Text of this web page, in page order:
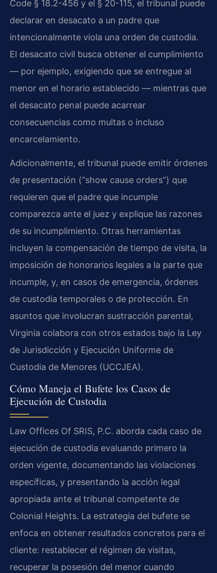
Code § 18.2-456 y el § 20-115, el tribunal puede
declarar en desacato a un padre que
intencionalmente viola una orden de custodia.
El desacato civil busca obtener el cumplimiento
— por ejemplo, exigiendo que se entregue al
menor en el horario establecido — mientras que
el desacato penal puede acarrear
consecuencias como multas o incluso
encarcelamiento.
Adicionalmente, el tribunal puede emitir órdenes
de presentación (“show cause orders”) que
requieren que el padre que incumple
comparezca ante el juez y explique las razones
de su incumplimiento. Otras herramientas
incluyen la compensación de tiempo de visita, la
imposición de honorarios legales a la parte que
incumple, y, en casos de emergencia, órdenes
de custodia temporales o de protección. En
asuntos que involucran sustracción parental,
Virginia colabora con otros estados bajo la Ley
de Jurisdicción y Ejecución Uniforme de
Custodia de Menores (UCCJEA).
Cómo Maneja el Bufete los Casos de
Ejecución de Custodia
Law Offices Of SRIS, P.C. aborda cada caso de
ejecución de custodia evaluando primero la
orden vigente, documentando las violaciones
específicas, y presentando la acción legal
apropiada ante el tribunal competente de
Colonial Heights. La estrategia del bufete se
enfoca en obtener resultados concretos para el
cliente: restablecer el régimen de visitas,
recuperar la posesión del menor cuando